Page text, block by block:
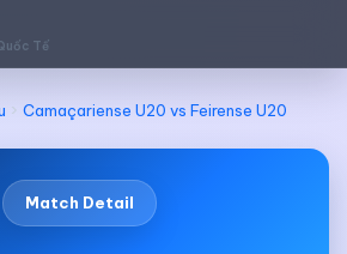
Tế
Camaçariense U20 vs Feirense U20
Match Detail